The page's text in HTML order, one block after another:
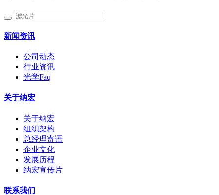
新闻资讯
公司动态
行业资讯
光学Faq
关于纳宏
关于纳宏
组织架构
总经理寄语
企业文化
发展历程
纳宏宣传片
联系我们